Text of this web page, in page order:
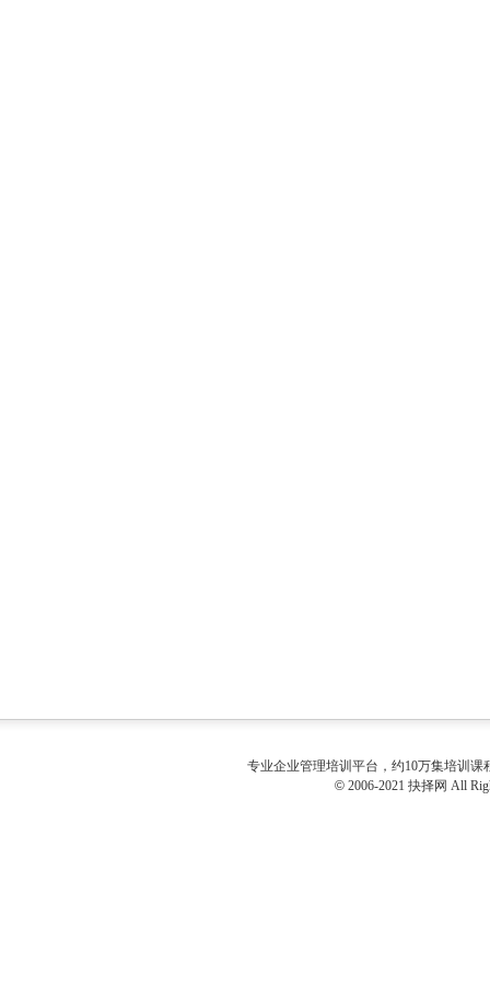
专业企业管理培训 平台，约10万集培训课
© 2006-2021 抉择网 All